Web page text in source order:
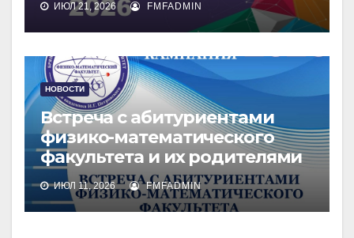
ИЮЛ 21, 2026 FMFADMIN
НОВОСТИ
Встреча с абитуриентами
физико-математического
факультета и их родителями
ИЮЛ 11, 2026 FMFADMIN